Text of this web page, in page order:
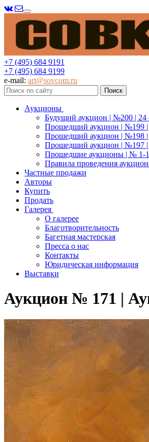
Меню
+7 (495) 684 9191
+7 (495) 684 9199
e-mail: art@sovcom.ru
Аукционы
Будущий аукцион | №200 | 24
Прошедший аукцион | №199 |
Прошедший аукцион | №198 |
Прошедший аукцион | №197 |
Прошедшие аукционы | № 1-
Правила проведения
Частные продажи
Авторы
Купить
Продать
Галерея
О галерее
Благотворительность
Багетная мастерская
Пресса о нас
Контакты
Юридическая информация
Выставки
Аукцион № 171 |